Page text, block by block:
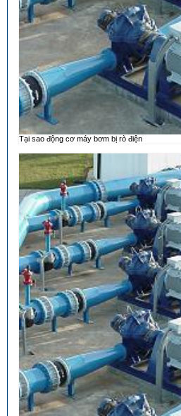
Tại sao động cơ máy bơm bị rò điện